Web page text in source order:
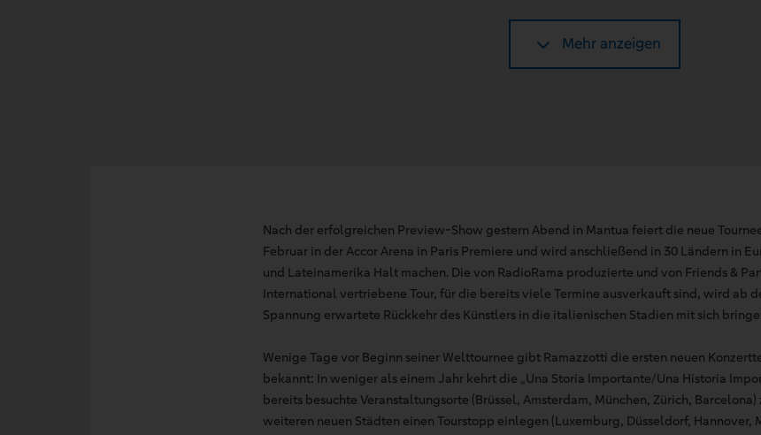
Mehr anzeigen
Nach der erfolgreichen Preview-Show gestern Abend in Mantua feiert die neue
Februar in der Accor Arena in Paris Premiere und wird anschließend in 30 Ländern in
und Lateinamerika Halt machen. Die von RadioRama produzierte und von Friends &
International vertriebene Tour, für die bereits viele Termine ausverkauft sind, wird ab
Spannung erwartete Rückkehr des Künstlers in die italienischen Stadien mit sich
Wenige Tage vor Beginn seiner Welttournee gibt Ramazzotti die ersten neuen
bekannt: In weniger als einem Jahr kehrt die „Una Storia Importante/Una Historia
bereits besuchte Veranstaltungsorte (Brüssel, Amsterdam, München, Zürich,
weiteren neuen Städten einen Tourstopp einlegen (Luxemburg, Düsseldorf, Hannover,